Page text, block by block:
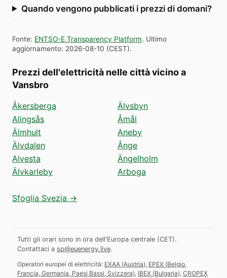
Quando vengono pubblicati i prezzi di domani?
Fonte: ENTSO-E Transparency Platform. Ultimo
aggiornamento: 2026-08-10 (CEST).
Prezzi dell'elettricità nelle città vicino a
Vansbro
Åkersberga
Alingsås
Älmhult
Älvdalen
Alvesta
Älvkarleby
Älvsbyn
Åmål
Aneby
Ånge
Ängelholm
Arboga
Sfoglia Svezia →
Tutti gli orari sono in ora dell'Europa centrale (CET).
Contattaci a sp@euenergy.live.
Operatori europei di elettricità: EXAA (Austria) EPEX (Belgio,
Francia, Germania, Paesi Bassi, Svizzera) IBEX (Bulgaria) CROPEX